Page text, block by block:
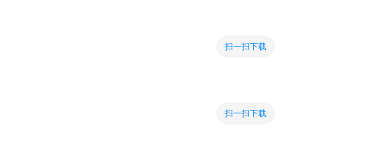
扫一扫下载
扫一扫下载